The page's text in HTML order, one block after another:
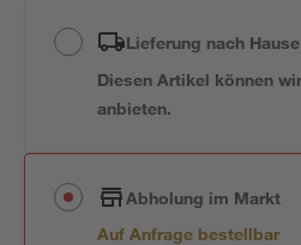
Lieferung nach Hause
Diesen Artikel können
anbieten.
Abholung im Markt
Auf Anfrage bestellbar